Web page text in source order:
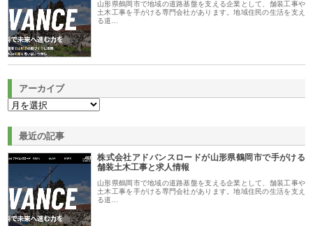
山形県鶴岡市で地域の道路基盤を支える企業として、舗装工事や
土木工事を手がける専門会社があります。地域住民の生活を支え
る道…
アーカイブ
最近の記事
株式会社アドバンスロードが山形県鶴岡市で手がける
舗装土木工事と求人情報
山形県鶴岡市で地域の道路基盤を支える企業として、舗装工事や
土木工事を手がける専門会社があります。地域住民の生活を支え
る道…